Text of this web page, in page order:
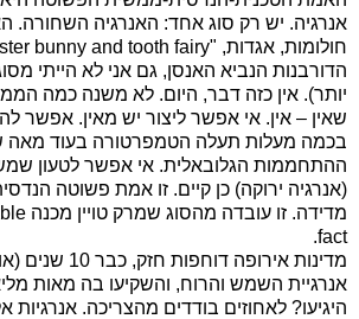
אנרגיה. יש רק סוג אחד: האנרגיה השחורה.
חולומות, אגדות, bunny and tooth fairy"
הדורבנות הנביא האנסן, גם אני לא הייתי
יותר). אין כזה דבר, היום. לא משנה כמה
שאין – אין. אי אפשר ליצור יש מאין. אפשר
בכמה מעלות תעלה הטמפרטורה בעוד מאה
ההתחממות הגלובאלית. אי אפשר לטעון
(אנרגיה ירוקה) כן קיים. זו אמת פשוטה
מדידה. זו עובדה מהסוג שמרק טויין מכנה
fact
.
אנרגיית השמש והרוח, והשקיעו בה מאות
היגיעו? לאחוזים בודדים מהצריכה. אנרגיות